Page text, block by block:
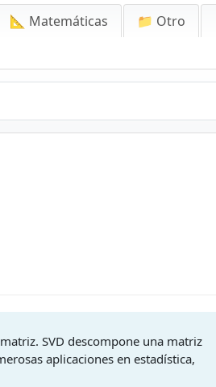
📐 Matemáticas 📁 Otro
SVD descompone una matriz
aplicaciones en estadística,